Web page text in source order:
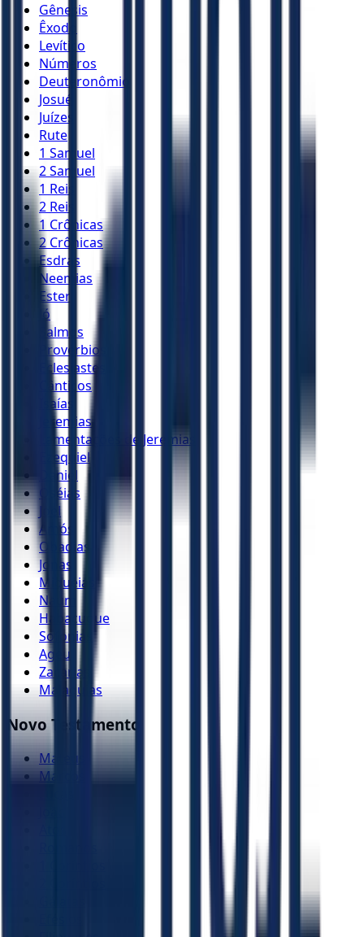
Gênesis
Êxodo
Levítico
Números
Deuteronômio
Josué
Juízes
Rute
1 Samuel
2 Samuel
1 Reis
2 Reis
1 Crônicas
2 Crônicas
Esdras
Neemias
Ester
Jó
Salmos
Provérbios
Eclesiastes
Cânticos
Isaías
Jeremias
Lamentações de Jeremias
Ezequiel
Daniel
Oséias
Joel
Amós
Obadias
Jonas
Miquéias
Naum
Habacuque
Sofonias
Ageu
Zacarias
Malaquias
Novo Testamento
Mateus
Marcos